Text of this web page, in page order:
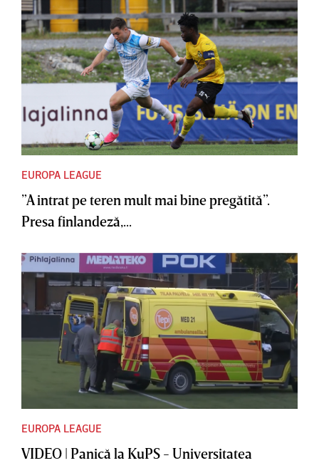
EUROPA LEAGUE
”A intrat pe teren mult mai bine pregătită”.
Presa finlandeză,...
EUROPA LEAGUE
VIDEO | Panică la KuPS - Universitatea